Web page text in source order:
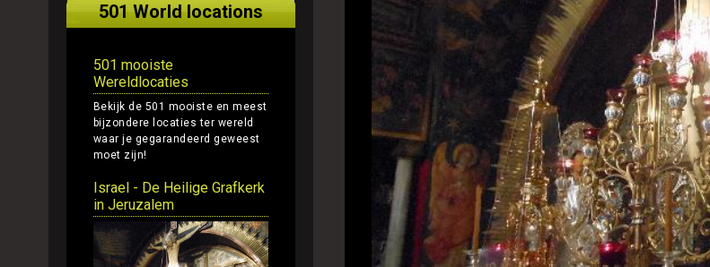
501 World locations
501 mooiste
Wereldlocaties
Bekijk de 501 mooiste en meest
bijzondere locaties ter wereld
waar je gegarandeerd geweest
moet zijn!
Israel - De Heilige Grafkerk
in Jeruzalem